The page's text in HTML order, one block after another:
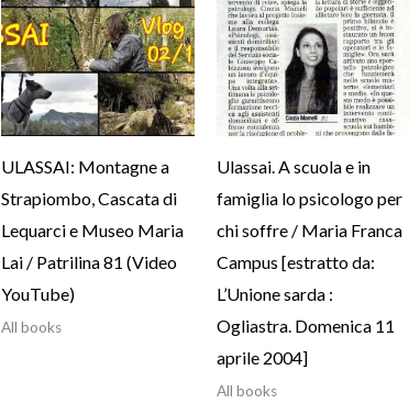
ULASSAI: Montagne a
Strapiombo, Cascata di
Lequarci e Museo Maria
Lai / Patrilina 81 (Video
YouTube)
All books
Ulassai. A scuola e in
famiglia lo psicologo per
chi soffre / Maria Franca
Campus [estratto da:
L’Unione sarda :
Ogliastra. Domenica 11
aprile 2004]
All books